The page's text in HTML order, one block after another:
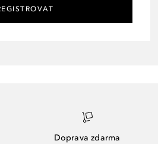
Doprava zdarma